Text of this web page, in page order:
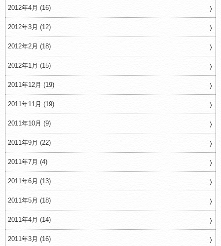
2012年4月 (16)
2012年3月 (12)
2012年2月 (18)
2012年1月 (15)
2011年12月 (19)
2011年11月 (19)
2011年10月 (9)
2011年9月 (22)
2011年7月 (4)
2011年6月 (13)
2011年5月 (18)
2011年4月 (14)
2011年3月 (16)